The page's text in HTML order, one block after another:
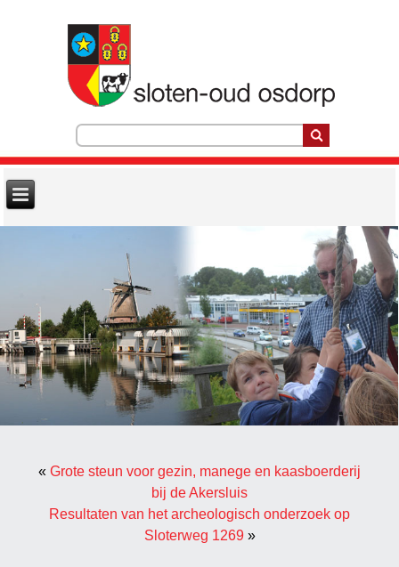
« Grote steun voor gezin, manege en kaasboerderij
bij de Akersluis
Resultaten van het archeologisch onderzoek op
Sloterweg 1269»